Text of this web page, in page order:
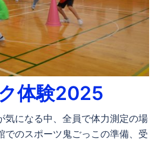
体験2025
気になる中、全員で体力測定の場
でのスポーツ鬼ごっこの準備、受